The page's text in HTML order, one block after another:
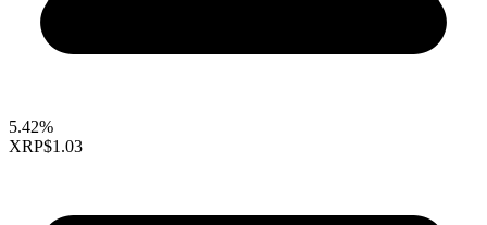
5.42%
XRP$1.03